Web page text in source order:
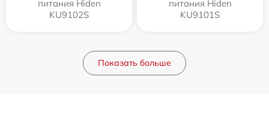
питания Hiden
KU9102S
питания Hiden
KU9101S
Показать больше